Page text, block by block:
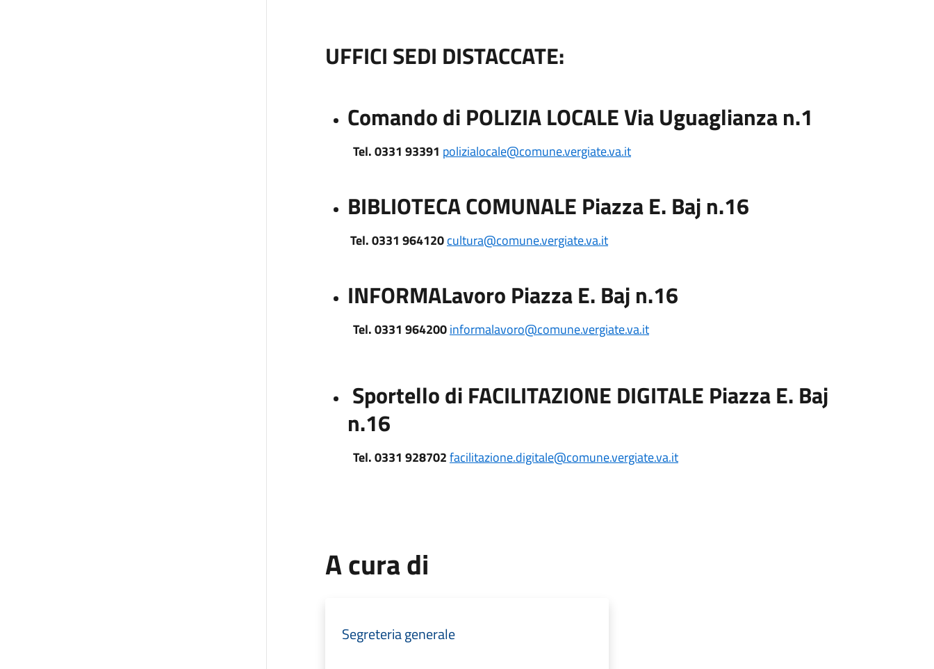
UFFICI SEDI DISTACCATE:
Comando di POLIZIA LOCALE Via Uguaglianza n.1
Tel. 0331 93391 polizialocale@comune.vergiate.va.it
BIBLIOTECA COMUNALE Piazza E. Baj n.16
Tel. 0331 964120cultura@comune.vergiate.va.it
INFORMALavoro Piazza E. Baj n.16
Tel. 0331 964200informalavoro@comune.vergiate.va.it
Sportello di FACILITAZIONE DIGITALE Piazza E. Baj
n.16
Tel. 0331 928702facilitazione.digitale@comune.vergiate.va.it
A cura di
Segreteria generale